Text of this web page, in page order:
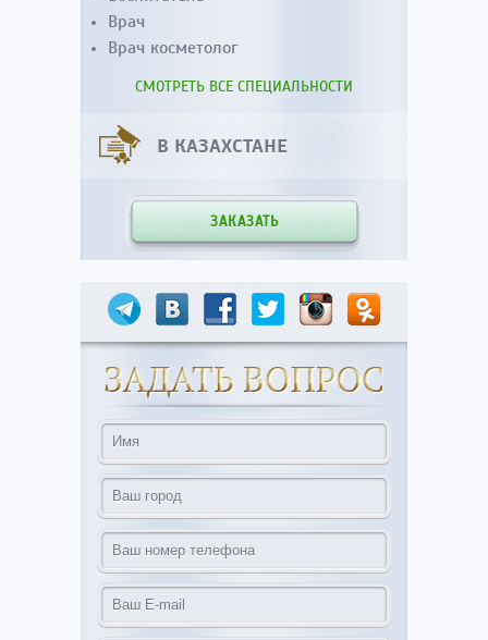
Врач
Врач косметолог
СМОТРЕТЬ ВСЕ СПЕЦИАЛЬНОСТИ
В КАЗАХСТАНЕ
ЗАКАЗАТЬ